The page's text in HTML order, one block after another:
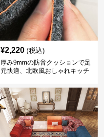
¥2,220 (税込)
厚み9mmの防音クッションで足
元快適、北欧風おしゃれキッチ